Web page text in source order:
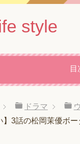
style
目
ドラマ
】3話の松岡茉優ボ